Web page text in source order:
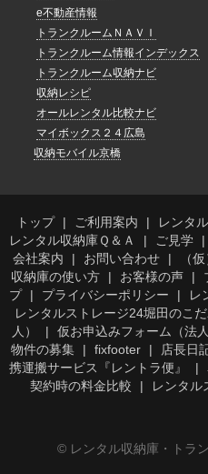
e不動産情報
トランクルームＮＡＶＩ
トランクルーム情報インデックス
トランクルーム収納ナビ
収納レシピ
オールレンタル比較ナビ
マイボックス２４広島
収納モバイル京橋
トップ ご利用案内
レンタ
レンタル収納庫Ｑ＆Ａ
ご見学
会社案内
お問い合わせ （
収納庫の使い方
お客様の声
プ
プライバシーポリシー
レ
レンタルストレージ24堀田のこだ
人）
仮お申込みフォーム（法人
物件の募集
fixfooter 店長日
携運搬サービス『レントラ便』
契約時の料金比較
レンタル
© レンタル収納庫・トラ